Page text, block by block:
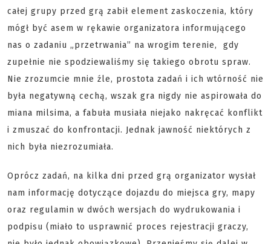
całej grupy przed grą zabił element zaskoczenia, który
mógł być asem w rękawie organizatora informującego
nas o zadaniu „przetrwania” na wrogim terenie, gdy
zupełnie nie spodziewaliśmy się takiego obrotu spraw.
Nie zrozumcie mnie źle, prostota zadań i ich wtórność nie
była negatywną cechą, wszak gra nigdy nie aspirowała do
miana milsima, a fabuła musiała niejako nakręcać konflikt
i zmuszać do konfrontacji. Jednak jawność niektórych z
nich była niezrozumiała.
Oprócz zadań, na kilka dni przed grą organizator wysłał
nam informację dotyczące dojazdu do miejsca gry, mapy
oraz regulamin w dwóch wersjach do wydrukowania i
podpisu (miało to usprawnić proces rejestracji graczy,